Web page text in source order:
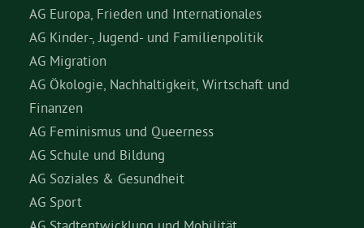
AG Europa, Frieden und Internationales
AG Kinder-, Jugend- und Familienpolitik
AG Migration
AG Ökologie, Nachhaltigkeit, Wirtschaft und
Finanzen
AG Feminismus und Queerness
AG Schule und Bildung
AG Soziales & Gesundheit
AG Sport